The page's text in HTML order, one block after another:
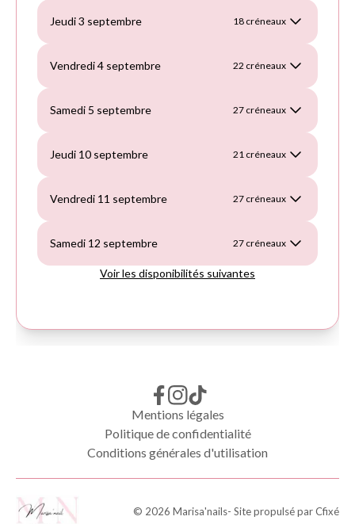
Mentions légales
Politique de confidentialité
Conditions générales d'utilisation
© 2026 Marisa'nails- Site propulsé parCfixé